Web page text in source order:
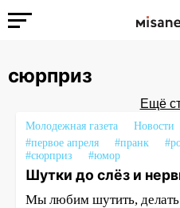
сюрприз
Ещё
Молодежная газета Новости
#первое апреля
#пранк
#сюрприз
#юмор
Шутки до слёз и
Мы любим шутить,